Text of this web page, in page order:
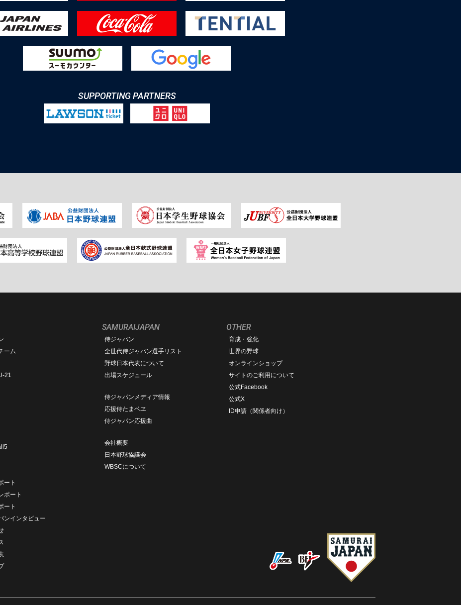
SUPPORTING PARTNERS
ーム
21
ート
ポート
ート
ンインタビュー
SAMURAIJAPAN
侍ジャパン
全世代侍ジャパン選手リスト
野球日本代表について
出場スケジュール
侍ジャパンメディア情報
応援侍たまベヱ
侍ジャパン応援曲
会社概要
日本野球協議会
WBSCについて
OTHER
育成・強化
世界の野球
オンラインショップ
サイトのご利用について
公式Facebook
公式X
ID申請（関係者向け）